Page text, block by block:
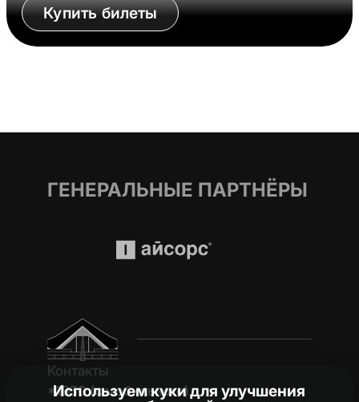
Купить билеты
ГЕНЕРАЛЬНЫЕ ПАРТНЁРЫ
Контакты
*1950 (c мобильного)
Используем куки для улучшения